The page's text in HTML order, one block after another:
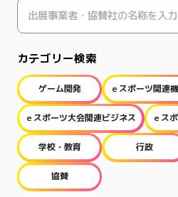
カテゴリー検索
ゲーム開発 ｅスポーツ関連
ｅスポーツ大会関連ビジネス ｅス
学校・教育 行政
協賛